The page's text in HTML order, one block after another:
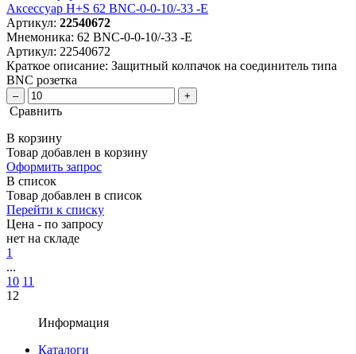
Аксессуар H+S 62 BNC-0-0-10/-33 -E
Артикул: 22540672
Мнемоника: 62 BNC-0-0-10/-33 -E
Артикул: 22540672
Краткое описание: Защитный колпачок на соединитель типа
BNC розетка
– +
Сравнить
В корзину
Товар добавлен в корзину
Оформить запрос
В список
Товар добавлен в список
Перейти к списку
Цена - по запросу
нет на складе
1
...
10 11
12
Информация
Каталоги